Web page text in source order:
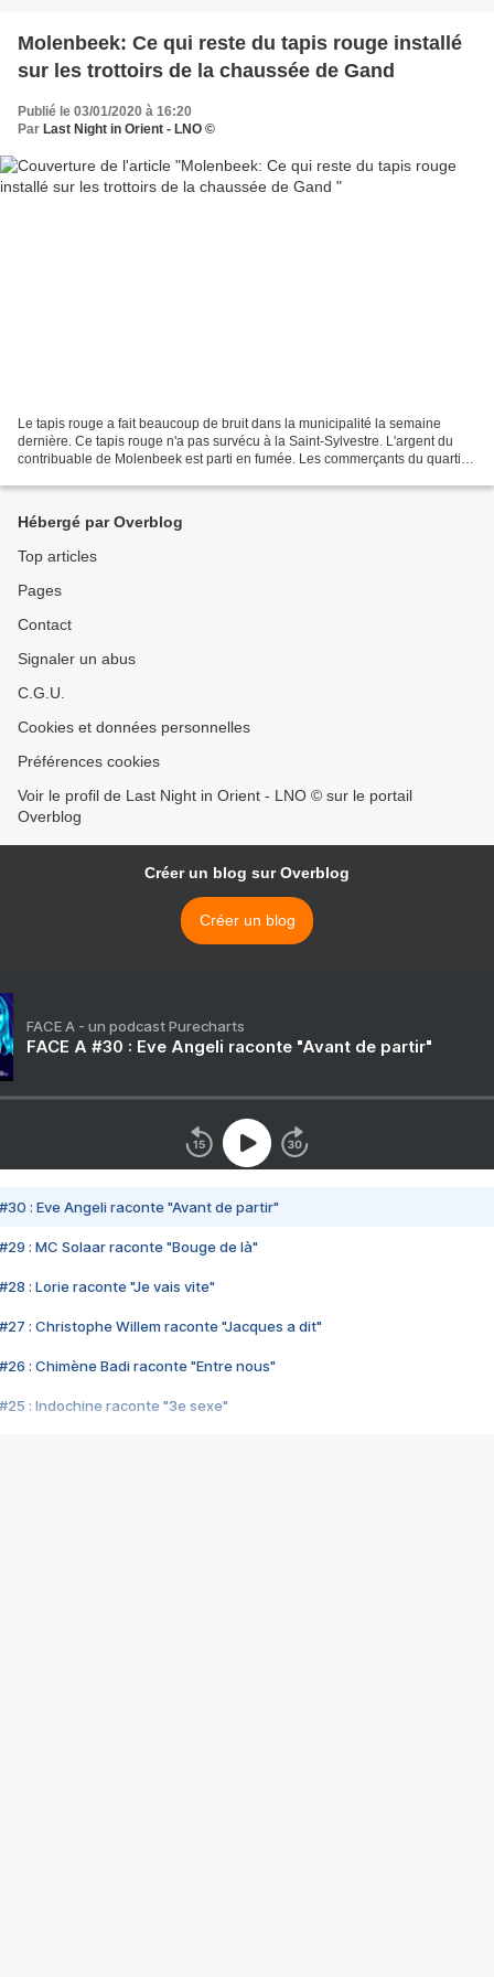
Molenbeek: Ce qui reste du tapis rouge installé
sur les trottoirs de la chaussée de Gand
Publié le 03/01/2020 à 16:20
Par Last Night in Orient - LNO ©
Le tapis rouge a fait beaucoup de bruit dans la municipalité la semaine
dernière. Ce tapis rouge n'a pas survécu à la Saint-Sylvestre. L'argent du
contribuable de Molenbeek est parti en fumée. Les commerçants du quartier
Hébergé par Overblog
Top articles
Pages
Contact
Signaler un abus
C.G.U.
Cookies et données personnelles
Préférences cookies
Voir le profil de Last Night in Orient - LNO © sur le portail
Overblog
Créer un blog sur Overblog
Créer un blog
FACE A - un podcast Purecharts
FACE A #30 : Eve Angeli raconte "Avant de partir"
#30 : Eve Angeli raconte "Avant de partir"
#29 : MC Solaar raconte "Bouge de là"
#28 : Lorie raconte "Je vais vite"
#27 : Christophe Willem raconte "Jacques a dit"
#26 : Chimène Badi raconte "Entre nous"
#25 : Indochine raconte "3e sexe"